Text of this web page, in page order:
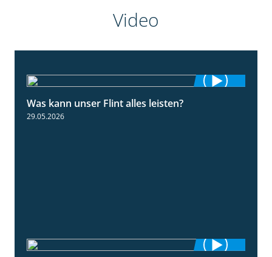
Video
Was kann unser Flint alles leisten?
29.05.2026